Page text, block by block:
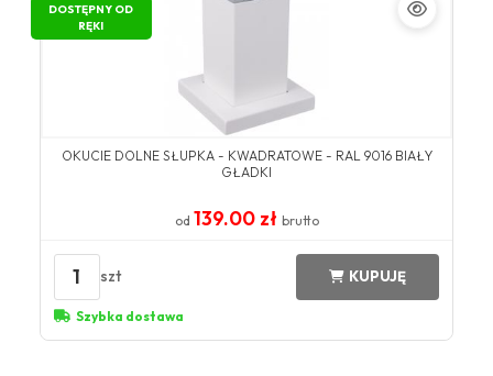
DOSTĘPNY OD
RĘKI
OKUCIE DOLNE SŁUPKA - KWADRATOWE - RAL 9016 BIAŁY
GŁADKI
od 139.00 zł brutto
1 szt KUPUJĘ
Szybka dostawa